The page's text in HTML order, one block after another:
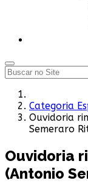
Categoria
Ouvidoria
Semeraro
Ouvidoria
(Antonio